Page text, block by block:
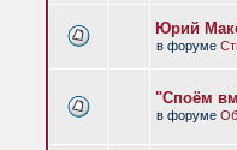
Юрий
в форуме
"Споём
в форуме